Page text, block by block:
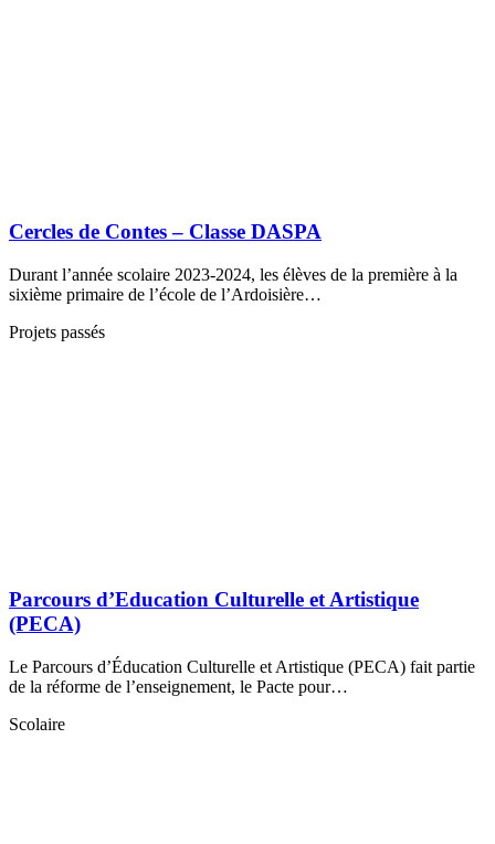
Cercles de Contes – Classe DASPA
Durant l’année scolaire 2023-2024, les élèves de la première à la
sixième primaire de l’école de l’Ardoisière…
Projets passés
Parcours d’Education Culturelle et Artistique
(PECA)
Le Parcours d’Éducation Culturelle et Artistique (PECA) fait partie
de la réforme de l’enseignement, le Pacte pour…
Scolaire